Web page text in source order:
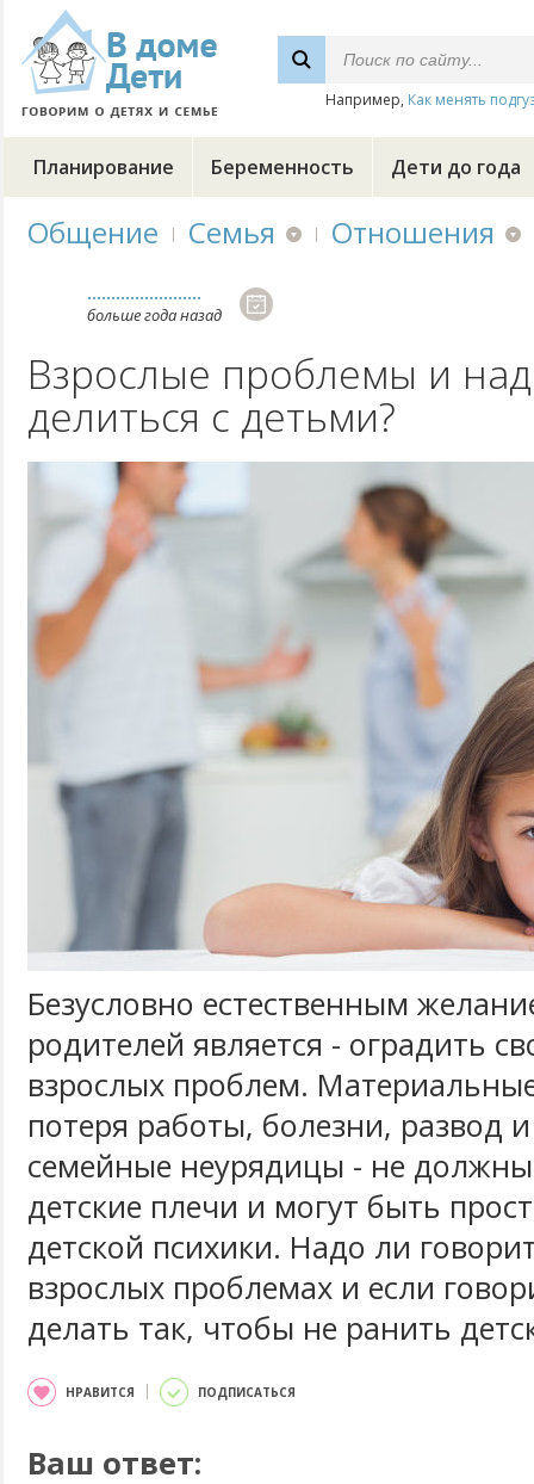
Например, Как менять
Планирование Беременность Дети до года
Общение Семья Отношения
........................
больше года назад
Взрослые проблемы и
делиться с детьми?
Безусловно естественным
родителей является - оградить
взрослых проблем.
потеря работы, болезни, развод
семейные неурядицы - не
детские плечи и могут быть
детской психики. Надо ли
взрослых проблемах и если
делать так, чтобы не ранить
НРАВИТСЯ ПОДПИСАТЬСЯ
Ваш ответ: